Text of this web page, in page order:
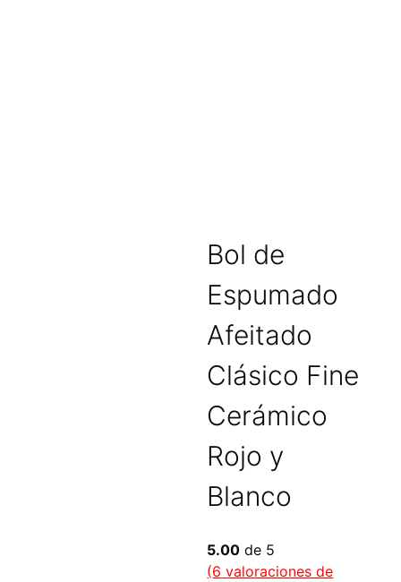
Bol de
Espumado
Afeitado
Clásico Fine
Cerámico
Rojo y
Blanco
5.00 de 5
(6 valoraciones de